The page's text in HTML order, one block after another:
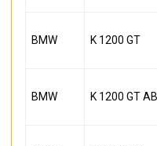
BMW K 1200 GT
BMW K 1200 GT